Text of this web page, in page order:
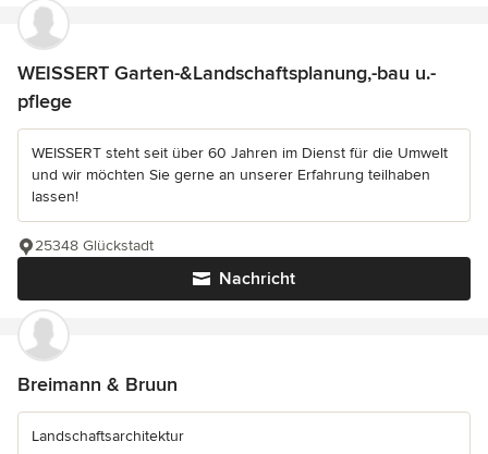
WEISSERT Garten-&Landschaftsplanung,-bau u.-
pflege
WEISSERT steht seit über 60 Jahren im Dienst für die Umwelt
und wir möchten Sie gerne an unserer Erfahrung teilhaben
lassen!
Nachricht
25348 Glückstadt
Breimann & Bruun
Landschaftsarchitektur